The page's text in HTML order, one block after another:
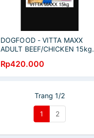
DOGFOOD - VITTA MAXX
ADULT BEEF/CHICKEN 15kg.
Rp420.000
Trang 1/2
1 2